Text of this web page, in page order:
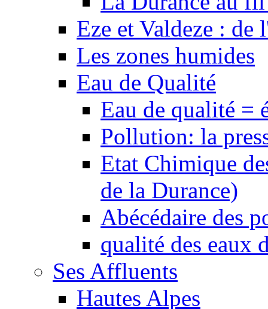
Eze et Valdeze : de
Les zones humides
Eau de Qualité
Eau de qualité =
Pollution: la
Etat Chimique
de la Durance)
Abécédaire des
qualité des eaux
Ses Affluents
Hautes Alpes